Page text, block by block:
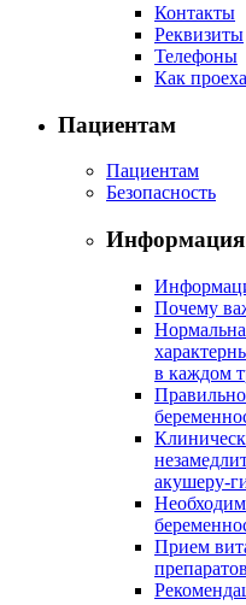
Контакты
Реквизиты
Телефоны
Как
Пациентам
Пациентам
Безопасность
Информация
Почему
в каждом
акушеру-
Прием